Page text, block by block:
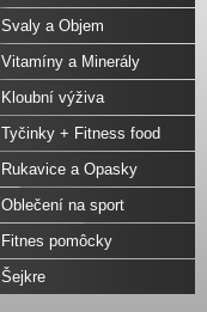
Svaly a Objem
Vitamíny a Minerály
Kloubní výživa
Tyčinky + Fitness food
Rukavice a Opasky
Oblečení na sport
Fitnes pomôcky
Šejkre